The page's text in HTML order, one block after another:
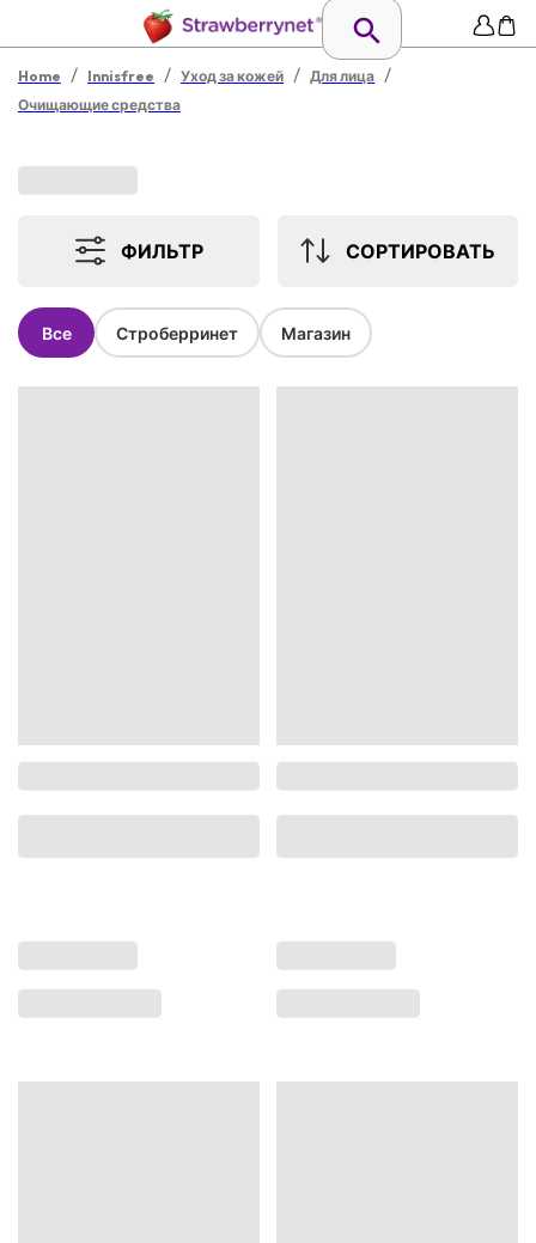
Home / Innisfree / Уход за кожей / Для лица /
Очищающие средства
ФИЛЬТР СОРТИРОВАТЬ
Все Строберринет Магазин